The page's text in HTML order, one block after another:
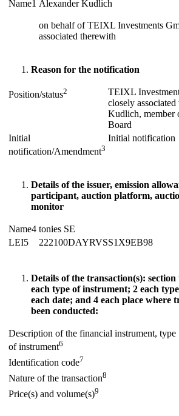
Name1 Alexander Kudlich
on behalf of TEIXL Investments
associated therewith
Reason for the notification
Position/status2
TEIXL
closely
Kudlich, member
Board
Initial
notification/Amendment3
Initial notification
Details of the issuer, emission
participant, auction platform,
monitor
Name4 tonies SE
LEI5
222100DAYRVSS1X9EB98
Details of the transaction(s):
each type of instrument; 2 each
each date; and 4 each place where
been conducted:
Description of the financial instrument, type
of instrument6
Identification code7
Nature of the transaction8
Price(s) and volume(s)9